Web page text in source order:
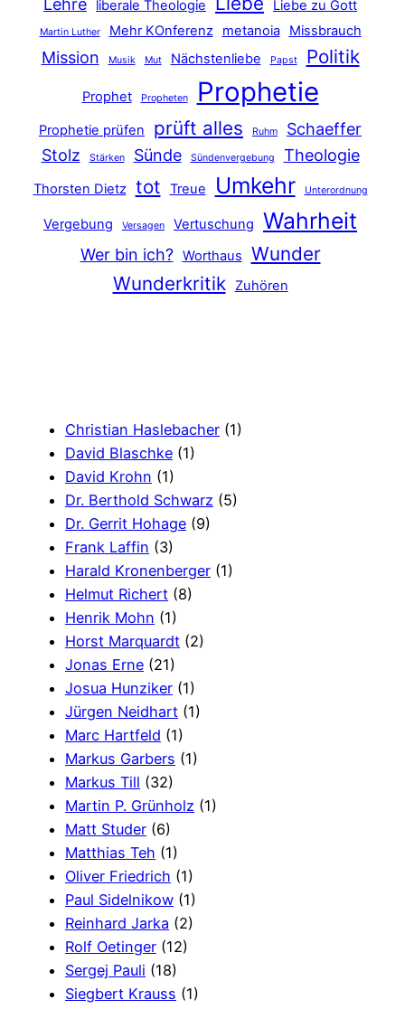
Lehre liberale Theologie Liebe zu Gott
Martin Luther Mehr KOnferenz metanoia Missbrauch
Mission Musik Mut Nächstenliebe Papst Politik
Prophet Propheten Prophetie
Prophetie prüfen prüft alles Ruhm
Schaeffer
Stolz
Stärken Sünde Sündenvergebung Theologie
Thorsten Dietz tot Treue Umkehr Unterordnung
Vergebung Versagen Vertuschung Wahrheit
Wer bin ich? Worthaus
Wunder
Wunderkritik
Zuhören
Christian Haslebacher (1)
David Blaschke (1)
David Krohn (1)
Dr. Berthold Schwarz (5)
Dr. Gerrit Hohage (9)
Frank Laffin (3)
Harald Kronenberger (1)
Helmut Richert (8)
Henrik Mohn (1)
Horst Marquardt (2)
Jonas Erne (21)
Josua Hunziker (1)
Jürgen Neidhart (1)
Marc Hartfeld (1)
Markus Garbers (1)
Markus Till (32)
Martin P. Grünholz (1)
Matt Studer (6)
Matthias Teh (1)
Oliver Friedrich (1)
Paul Sidelnikow (1)
Reinhard Jarka (2)
Rolf Oetinger (12)
Sergej Pauli (18)
Siegbert Krauss (1)